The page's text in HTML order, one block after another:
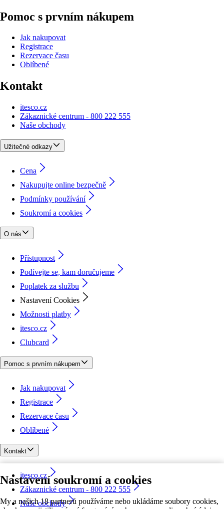
Nastavení soukromí a cookies
My a našich 18 partnerů používáme nebo ukládáme soubory cookies,
Pomoc s prvním nákupem
Jak nakupovat
Registrace
Rezervace času
Oblíbené
Kontakt
itesco.cz
Zákaznické centrum - 800 222 555
Naše obchody
Užitečné odkazy
Cena
Nakupujte online bezpečně
Podmínky používání
Soukromí a cookies
O nás
Přístupnost
Podívejte se, kam doručujeme
Poplatek za službu
Nastavení Cookies
Možnosti platby
itesco.cz
Clubcard
Pomoc s prvním nákupem
Jak nakupovat
Registrace
Rezervace času
Oblíbené
Kontakt
itesco.cz
Zákaznické centrum - 800 222 555
Naše obchody